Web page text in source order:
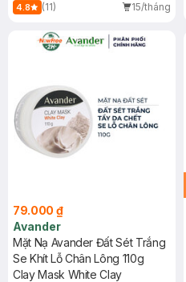
4.8 (11) 15/tháng
79.000 ₫
Avander
Mặt Nạ Avander Đất Sét Trắng
Se Khít Lỗ Chân Lông 110g
Clay Mask White Clay